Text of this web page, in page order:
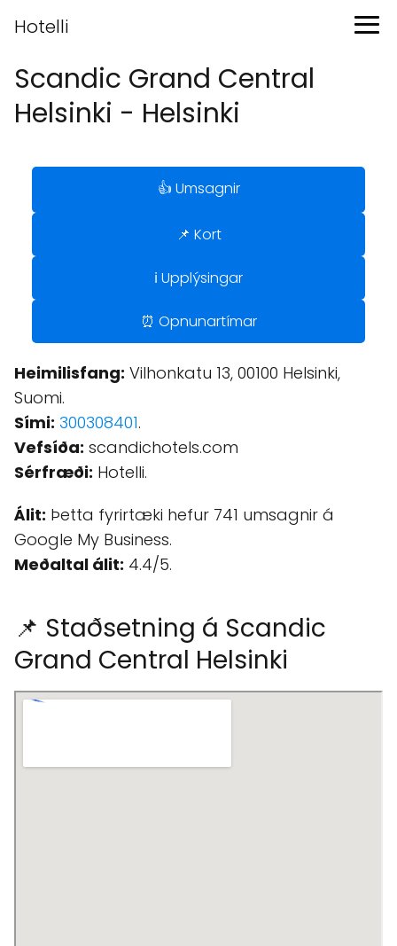
Hotelli
Scandic Grand Central
Helsinki - Helsinki
👍 Umsagnir
📌 Kort
ℹ️ Upplýsingar
⏰ Opnunartímar
Heimilisfang: Vilhonkatu 13, 00100 Helsinki,
Suomi.
Sími: 300308401.
Vefsíða: scandichotels.com
Sérfræði: Hotelli.
Álit: Þetta fyrirtæki hefur 741 umsagnir á
Google My Business.
Meðaltal álit: 4.4/5.
📌 Staðsetning á Scandic
Grand Central Helsinki